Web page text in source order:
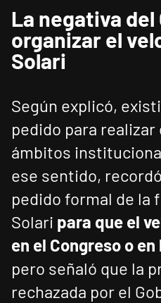
La negativa del
organizar el
Solari
Según explicó,
pedido para
ámbitos
ese sentido,
pedido formal de la
Solari para que el
en el Congreso o
pero señaló que la
rechazada por el